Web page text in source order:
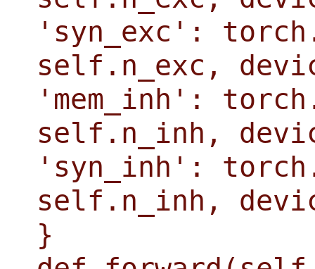
'syn_exc':
self.n_exc,
'mem_inh':
self.n_inh,
'syn_inh':
self.n_inh,
}